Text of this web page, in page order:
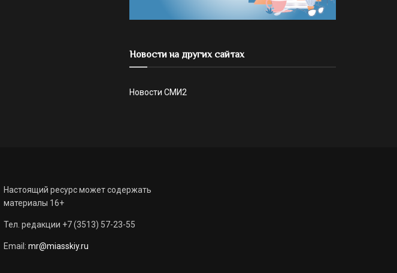
Новости на других сайтах
Новости СМИ2
Настоящий ресурс может содержать
материалы 16+
Тел. редакции +7 (3513) 57-23-55
Email: mr@miasskiy.ru